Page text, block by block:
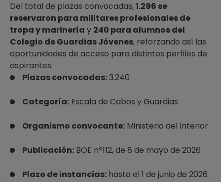
Del total de plazas convocadas,1.296 se
reservaron para militares profesionales de
tropa y marinería y 240 para alumnos del
Colegio de Guardias Jóvenes, reforzando así las
oportunidades de acceso para distintos perfiles de
aspirantes.
Plazas convocadas:3.240
Categoría: Escala de Cabos y Guardias
Organismo convocante: Ministerio del Interior
Publicación: BOE nº112, de 8 de mayo de 2026
Plazo de instancias: hasta el 1 de junio de 2026